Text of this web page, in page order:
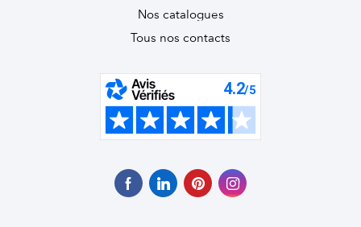
Nos catalogues
Tous nos contacts